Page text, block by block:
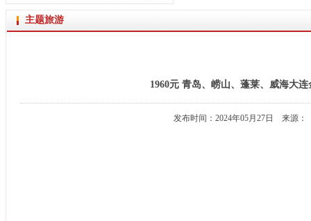
主题旅游
1960元 青岛、崂山、蓬莱、威海大
发布时间：2024年05月27日 来源